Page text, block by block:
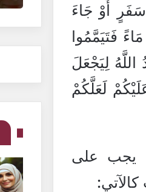
أَوْ جَاءَ
فَتَيَمَّمُوا
لِيَجْعَلَ
لَعَلَّكُمْ
يجب على